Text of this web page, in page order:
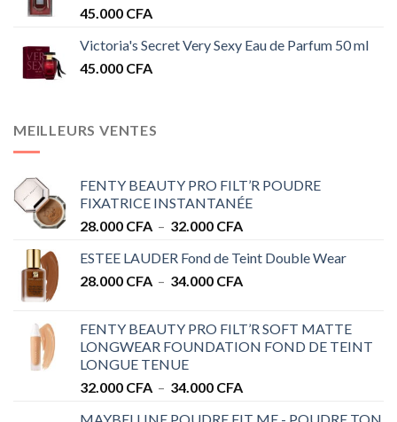
45.000 CFA
Victoria's Secret Very Sexy Eau de Parfum 50 ml
45.000 CFA
MEILLEURS VENTES
FENTY BEAUTY PRO FILT’R POUDRE
FIXATRICE INSTANTANÉE
28.000 CFA – 32.000 CFA
prix :
28.000 CFA
ESTEE LAUDER Fond de Teint Double Wear
28.000 CFA – 34.000 CFA
28.000 CFA
à
FENTY BEAUTY PRO FILT’R SOFT MATTE
LONGWEAR FOUNDATION FOND DE TEINT
LONGUE TENUE
32.000 CFA – 34.000 CFA